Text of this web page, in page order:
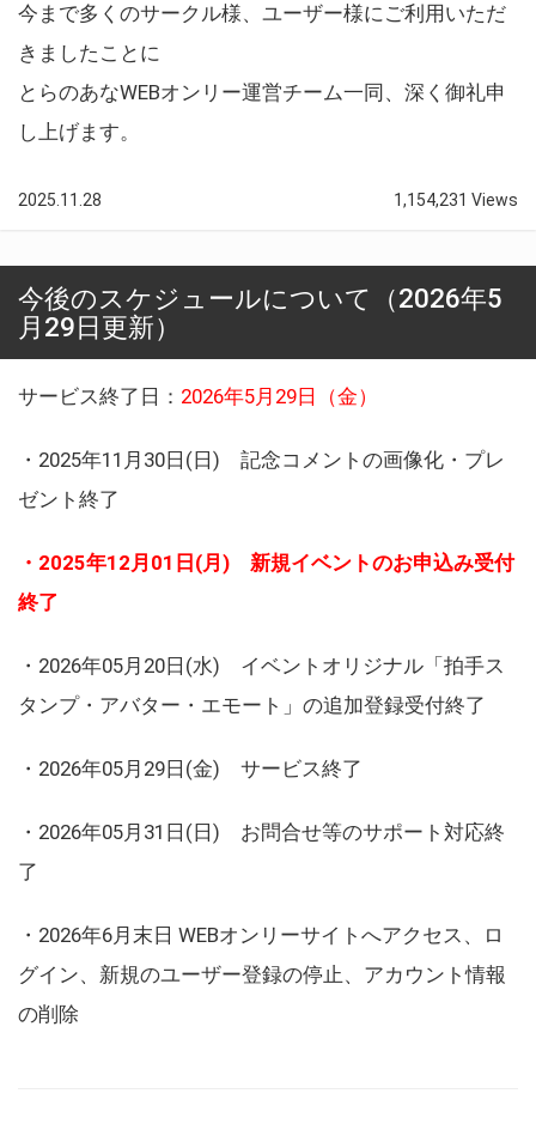
今まで多くのサークル様、ユーザー様にご利用いただ
きましたことに
とらのあなWEBオンリー運営チーム一同、深く御礼申
し上げます。
2025.11.28 1,154,231 Views
今後のスケジュールについて（2026年5
月29日更新）
サービス終了日： 2026年5月29日（金）
・2025年11月30日(日) 記念コメントの画像化・プレ
ゼント終了
・2025年12月01日(月) 新規イベントのお申込み受付
終了
・2026年05月20日(水) イベントオリジナル「拍手ス
タンプ・アバター・エモート」の追加登録受付終了
・2026年05月29日(金) サービス終了
・2026年05月31日(日) お問合せ等のサポート対応終
了
・2026年6月末日 WEBオンリーサイトへアクセス、ロ
グイン、新規のユーザー登録の停止、アカウント情報
の削除